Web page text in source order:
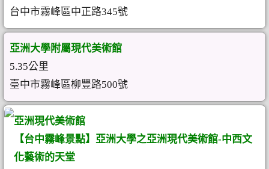
台中市霧峰區中正路345號
亞洲大學附屬現代美術館
5.35公里
臺中市霧峰區柳豐路500號
亞洲現代美術館
【台中霧峰景點】亞洲大學之亞洲現代美術館-中西文
化藝術的天堂